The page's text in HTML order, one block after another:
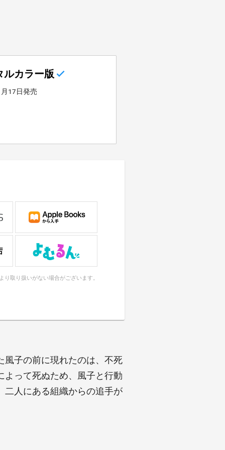
ルカラー版
17日発売
り取り扱いがない場合がございます。
風子の前に現れたのは、不死
よって死ぬため、風子と行動
二人にある組織からの追手が